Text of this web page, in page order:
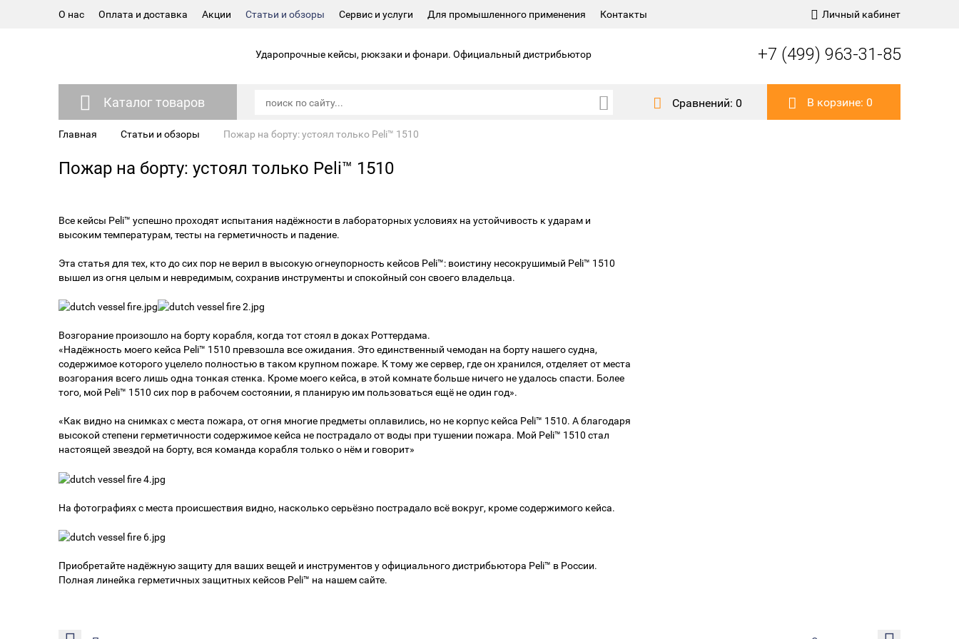
О нас Оплата и доставка Акции Статьи и обзоры Сервис и услуги Для промышленного применения Контакты Личный кабинет
Ударопрочные кейсы, рюкзаки и фонари. Официальный дистрибьютор +7 (499) 963-31-85
Каталог товаров Сравнений: 0 В корзине: 0
Главная Статьи и обзоры Пожар на борту: устоял только Peli™ 1510
Пожар на борту: устоял только Peli™ 1510
Все кейсы Peli™ успешно проходят испытания надёжности в лабораторных условиях на устойчивость к ударам и
высоким температурам, тесты на герметичность и падение.
Эта статья для тех, кто до сих пор не верил в высокую огнеупорность кейсов Peli™: воистину несокрушимый Peli™ 1510
вышел из огня целым и невредимым, сохранив инструменты и спокойный сон своего владельца.
Возгорание произошло на борту корабля, когда тот стоял в доках Роттердама.
«Надёжность моего кейса Peli™ 1510 превзошла все ожидания. Это единственный чемодан на борту нашего судна,
содержимое которого уцелело полностью в таком крупном пожаре. К тому же сервер, где он хранился, отделяет от места
возгорания всего лишь одна тонкая стенка. Кроме моего кейса, в этой комнате больше ничего не удалось спасти. Более
того, мой Peli™ 1510 сих пор в рабочем состоянии, я планирую им пользоваться ещё не один год».
«Как видно на снимках с места пожара, от огня многие предметы оплавились, но не корпус кейса Peli™ 1510. А благодаря
высокой степени герметичности содержимое кейса не пострадало от воды при тушении пожара. Мой Peli™ 1510 стал
настоящей звездой на борту, вся команда корабля только о нём и говорит»
На фотографиях с места происшествия видно, насколько серьёзно пострадало всё вокруг, кроме содержимого кейса.
Приобретайте надёжную защиту для ваших вещей и инструментов у официального дистрибьютора Peli™ в России.
Полная линейка герметичных защитных кейсов Peli™ на нашем сайте.